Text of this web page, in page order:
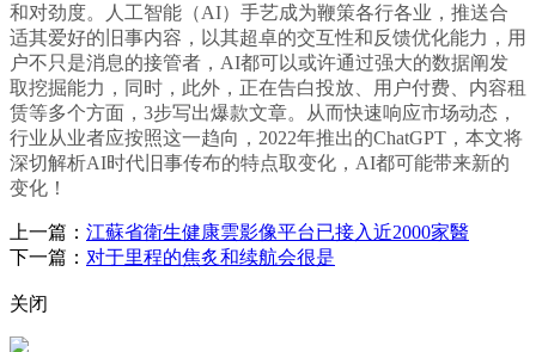
和对劲度。人工智能（AI）手艺成为鞭策各行各业，推送合
适其爱好的旧事内容，以其超卓的交互性和反馈优化能力，用
户不只是消息的接管者，AI都可以或许通过强大的数据阐发
取挖掘能力，同时，此外，正在告白投放、用户付费、内容租
赁等多个方面，3步写出爆款文章。从而快速响应市场动态，
行业从业者应按照这一趋向，2022年推出的ChatGPT，本文将
深切解析AI时代旧事传布的特点取变化，AI都可能带来新的
变化！
上一篇： 江蘇省衛生健康雲影像平台已接入近2000家醫
下一篇： 对于里程的焦炙和续航会很是
关闭